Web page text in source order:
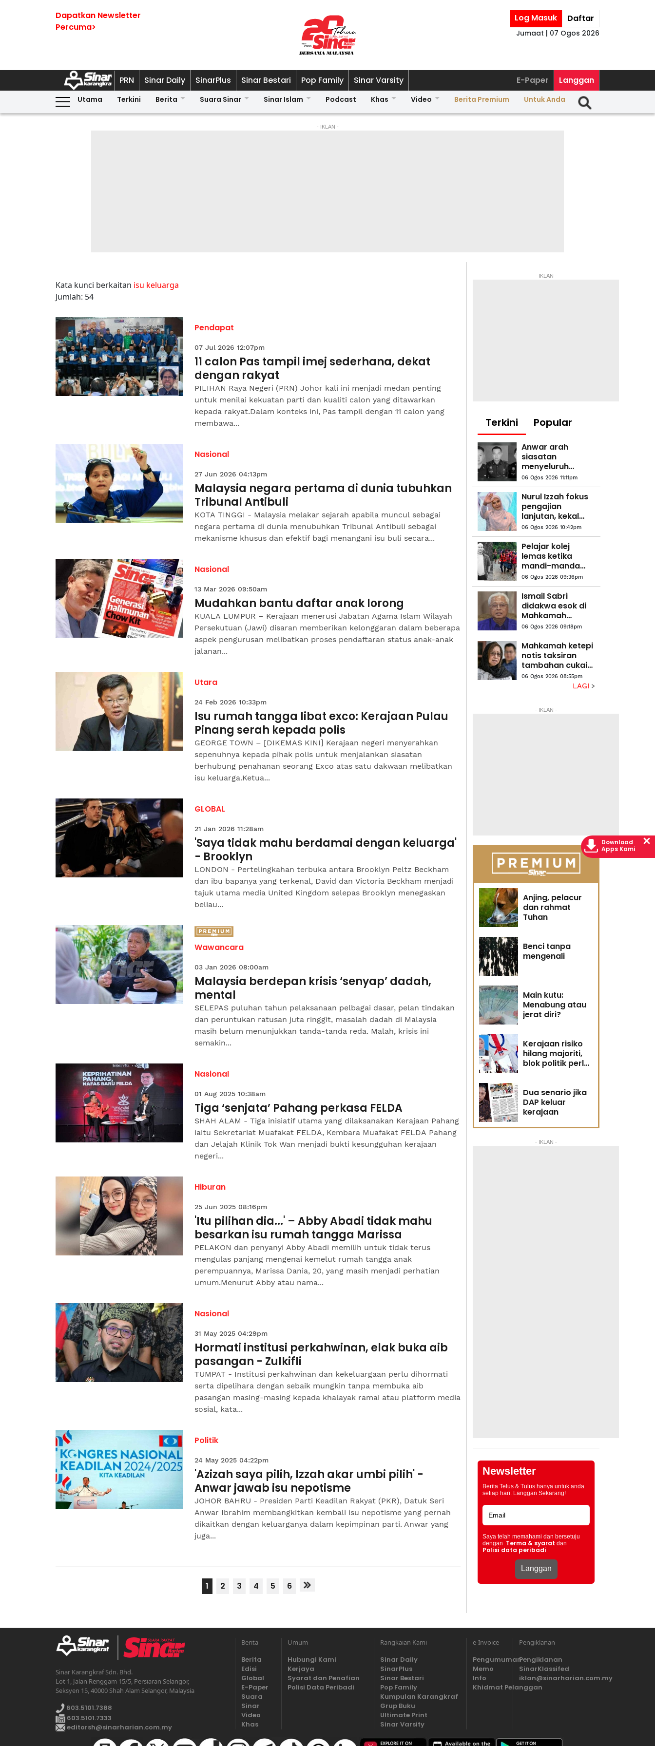
Dapatkan Newsletter
Percuma>
Log Masuk Daftar
Jumaat | 07 Ogos 2026
PRN Sinar Daily SinarPlus Sinar Bestari Pop Family Sinar Varsity E-Paper Langgan
Utama Terkini Berita Suara Sinar Sinar Islam Podcast Khas Video Berita Premium Untuk Anda
- IKLAN -
Kata kunci berkaitan isu keluarga
Jumlah: 54
Pendapat
07 Jul 2026 12:07pm
11 calon Pas tampil imej sederhana, dekat
dengan rakyat
PILIHAN Raya Negeri (PRN) Johor kali ini menjadi medan penting
untuk menilai kekuatan parti dan kualiti calon yang ditawarkan
kepada rakyat.Dalam konteks ini, Pas tampil dengan 11 calon yang
membawa...
Nasional
27 Jun 2026 04:13pm
Malaysia negara pertama di dunia tubuhkan
Tribunal Antibuli
KOTA TINGGI - Malaysia melakar sejarah apabila muncul sebagai
negara pertama di dunia menubuhkan Tribunal Antibuli sebagai
mekanisme khusus dan efektif bagi menangani isu buli secara...
Nasional
13 Mar 2026 09:50am
Mudahkan bantu daftar anak lorong
KUALA LUMPUR – Kerajaan menerusi Jabatan Agama Islam Wilayah
Persekutuan (Jawi) disaran memberikan kelonggaran dalam beberapa
aspek pengurusan melibatkan proses pendaftaran status anak-anak
jalanan...
Utara
24 Feb 2026 10:33pm
Isu rumah tangga libat exco: Kerajaan Pulau
Pinang serah kepada polis
GEORGE TOWN – [DIKEMAS KINI] Kerajaan negeri menyerahkan
sepenuhnya kepada pihak polis untuk menjalankan siasatan
berhubung penahanan seorang Exco atas satu dakwaan melibatkan
isu keluarga.Ketua...
GLOBAL
21 Jan 2026 11:28am
'Saya tidak mahu berdamai dengan keluarga'
- Brooklyn
LONDON - Pertelingkahan terbuka antara Brooklyn Peltz Beckham
dan ibu bapanya yang terkenal, David dan Victoria Beckham menjadi
tajuk utama media United Kingdom selepas Brooklyn menegaskan
beliau...
Wawancara
03 Jan 2026 08:00am
Malaysia berdepan krisis ‘senyap’ dadah,
mental
SELEPAS puluhan tahun pelaksanaan pelbagai dasar, pelan tindakan
dan peruntukan ratusan juta ringgit, masalah dadah di Malaysia
masih belum menunjukkan tanda-tanda reda. Malah, krisis ini
semakin...
Nasional
01 Aug 2025 10:38am
Tiga ‘senjata’ Pahang perkasa FELDA
SHAH ALAM - Tiga inisiatif utama yang dilaksanakan Kerajaan Pahang
iaitu Sekretariat Muafakat FELDA, Kembara Muafakat FELDA Pahang
dan Jelajah Klinik Tok Wan menjadi bukti kesungguhan kerajaan
negeri...
Hiburan
25 Jun 2025 08:16pm
'Itu pilihan dia...' – Abby Abadi tidak mahu
besarkan isu rumah tangga Marissa
PELAKON dan penyanyi Abby Abadi memilih untuk tidak terus
mengulas panjang mengenai kemelut rumah tangga anak
perempuannya, Marissa Dania, 20, yang masih menjadi perhatian
umum.Menurut Abby atau nama...
Nasional
31 May 2025 04:29pm
Hormati institusi perkahwinan, elak buka aib
pasangan - Zulkifli
TUMPAT - Institusi perkahwinan dan kekeluargaan perlu dihormati
serta dipelihara dengan sebaik mungkin tanpa membuka aib
pasangan masing-masing kepada khalayak ramai atau platform media
sosial, kata...
Politik
24 May 2025 04:22pm
'Azizah saya pilih, Izzah akar umbi pilih' -
Anwar jawab isu nepotisme
JOHOR BAHRU - Presiden Parti Keadilan Rakyat (PKR), Datuk Seri
Anwar Ibrahim membangkitkan kembali isu nepotisme yang pernah
dikaitkan dengan keluarganya dalam kepimpinan parti. Anwar yang
juga...
1 2 3 4 5 6
- IKLAN -
Terkini Popular
Anwar arah
siasatan
menyeluruh
kejadian anggota
polis maut di
Beaufort
06 Ogos 2026 11:11pm
Nurul Izzah fokus
pengajian
lanjutan, kekal
sebagai anggota
PKR
06 Ogos 2026 10:42pm
Pelajar kolej
lemas ketika
mandi-manda
bersama
sembilan rakan
06 Ogos 2026 09:36pm
Ismail Sabri
didakwa esok di
Mahkamah
Sesyen Kuala
Lumpur
06 Ogos 2026 09:18pm
Mahkamah ketepi
notis taksiran
tambahan cukai
RM313.8 juta
terhadap Na'imah
06 Ogos 2026 08:55pm
LAGI
- IKLAN -
Anjing, pelacur
dan rahmat
Tuhan
Benci tanpa
mengenali
Main kutu:
Menabung atau
jerat diri?
Kerajaan risiko
hilang majoriti,
blok politik perlu
Dua senario jika
DAP keluar
kerajaan
- IKLAN -
Newsletter
Berita Telus & Tulus hanya untuk anda
setiap hari. Langgan Sekarang!
Saya telah memahami dan bersetuju
dengan Terma & syarat dan
Polisi data peribadi
Sinar Karangkraf Sdn. Bhd.
Lot 1, Jalan Renggam 15/5, Persiaran Selangor,
Seksyen 15, 40000 Shah Alam Selangor, Malaysia
603.5101.7388
603.5101.7333
editorsh@sinarharian.com.my
Berita
Berita
Edisi
Global
E-Paper
Suara
Sinar
Video
Khas
Umum
Hubungi Kami
Kerjaya
Syarat dan Penafian
Polisi Data Peribadi
Rangkaian Kami
Sinar Daily
SinarPlus
Sinar Bestari
Pop Family
Kumpulan Karangkraf
Grup Buku
Ultimate Print
Sinar Varsity
e-Invoice
Pengumuman
Memo
Info
Khidmat Pelanggan
Pengiklanan
Pengiklanan
SinarKlassifed
iklan@sinarharian.com.my
Download
Apps Kami